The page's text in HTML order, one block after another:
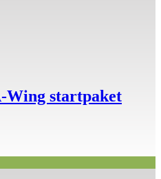
startpaket